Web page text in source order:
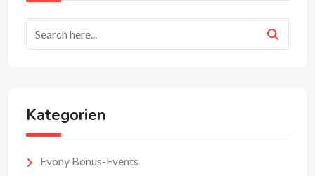
Kategorien
Evony Bonus-Events